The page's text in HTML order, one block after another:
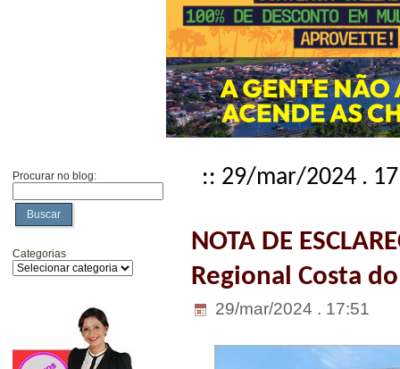
Procurar no blog:
Buscar
Categorias
:: 29/mar/2024 .
NOTA DE
Regional Costa
29/mar/2024 . 17:51